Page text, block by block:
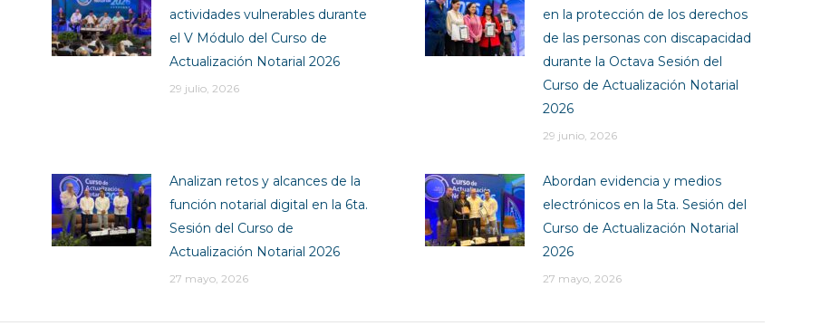
actividades vulnerables durante
el V Módulo del Curso de
Actualización Notarial 2026
29 julio, 2026
en la protección de los derechos
de las personas con discapacidad
durante la Octava Sesión del
Curso de Actualización Notarial
2026
29 junio, 2026
Analizan retos y alcances de la
función notarial digital en la 6ta.
Sesión del Curso de
Actualización Notarial 2026
27 mayo, 2026
Abordan evidencia y medios
electrónicos en la 5ta. Sesión del
Curso de Actualización Notarial
2026
27 mayo, 2026